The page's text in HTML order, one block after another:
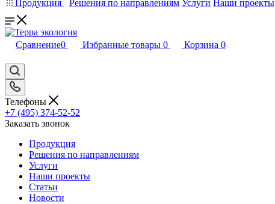
Продукция
Решения по направлениям Услуги Наши проекты
Сравнение0 Избранные товары 0 Корзина 0
Телефоны
+7 (495) 374-52-52
Заказать звонок
Продукция
Решения по направлениям
Услуги
Наши проекты
Статьи
Новости